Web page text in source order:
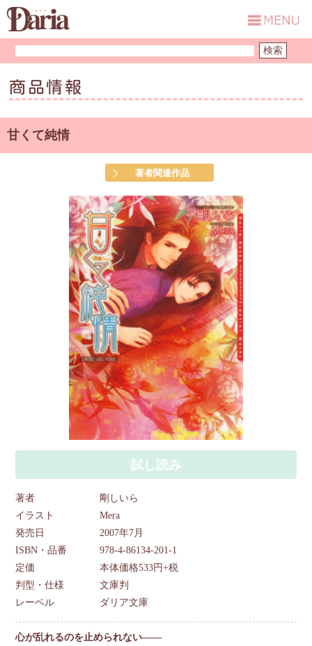
商品情報
甘くて純情
著者関連作品
試し読み
著者
剛しいら
イラスト
Mera
発売日
2007年7月
ISBN・品番
978-4-86134-201-1
定価
本体価格533円+税
判型・仕様
文庫判
レーベル
ダリア文庫
心が乱れるのを止められない――